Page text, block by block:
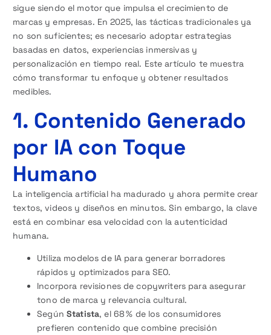
sigue siendo el motor que impulsa el crecimiento de
marcas y empresas. En 2025, las tácticas tradicionales ya
no son suficientes; es necesario adoptar estrategias
basadas en datos, experiencias inmersivas y
personalización en tiempo real. Este artículo te muestra
cómo transformar tu enfoque y obtener resultados
medibles.
1. Contenido Generado
por IA con Toque
Humano
La inteligencia artificial ha madurado y ahora permite crear
textos, videos y diseños en minutos. Sin embargo, la clave
está en combinar esa velocidad con la autenticidad
humana.
Utiliza modelos de IA para generar borradores
rápidos y optimizados para SEO.
Incorpora revisiones de copywriters para asegurar
tono de marca y relevancia cultural.
Según Statista, el 68 % de los consumidores
prefieren contenido que combine precisión